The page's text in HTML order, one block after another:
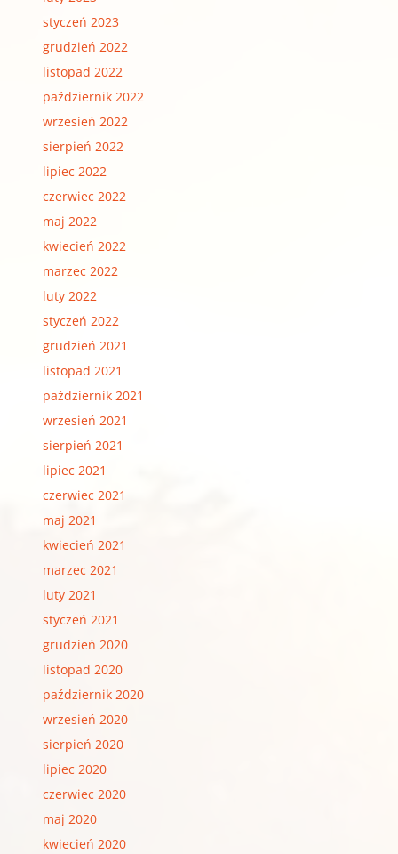
styczeń 2023
grudzień 2022
listopad 2022
październik 2022
wrzesień 2022
sierpień 2022
lipiec 2022
czerwiec 2022
maj 2022
kwiecień 2022
marzec 2022
luty 2022
styczeń 2022
grudzień 2021
listopad 2021
październik 2021
wrzesień 2021
sierpień 2021
lipiec 2021
czerwiec 2021
maj 2021
kwiecień 2021
marzec 2021
luty 2021
styczeń 2021
grudzień 2020
listopad 2020
październik 2020
wrzesień 2020
sierpień 2020
lipiec 2020
czerwiec 2020
maj 2020
kwiecień 2020